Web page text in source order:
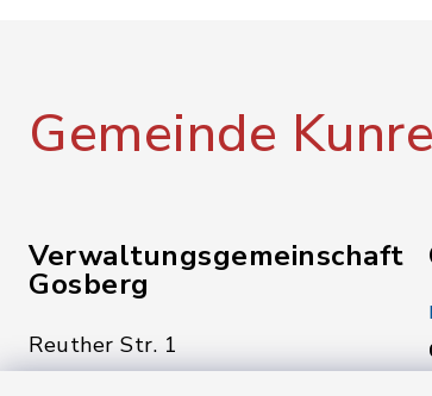
Gemeinde
Verwaltungsgemeinschaft
Gosberg
Reuther Str. 1
91361 Pinzberg